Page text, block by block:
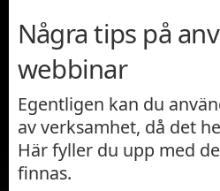
Några tips på
webbinar
Egentligen kan du
av verksamhet, då det
Här fyller du upp med
finnas.